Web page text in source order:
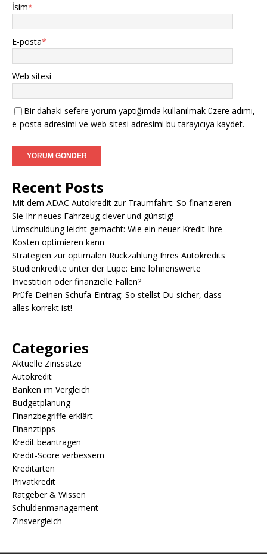
İsim*
E-posta*
Web sitesi
Bir dahaki sefere yorum yaptığımda kullanılmak üzere adımı,
e-posta adresimi ve web sitesi adresimi bu tarayıcıya kaydet.
Recent Posts
Mit dem ADAC Autokredit zur Traumfahrt: So finanzieren
Sie Ihr neues Fahrzeug clever und günstig!
Umschuldung leicht gemacht: Wie ein neuer Kredit Ihre
Kosten optimieren kann
Strategien zur optimalen Rückzahlung Ihres Autokredits
Studienkredite unter der Lupe: Eine lohnenswerte
Investition oder finanzielle Fallen?
Prüfe Deinen Schufa-Eintrag: So stellst Du sicher, dass
alles korrekt ist!
Categories
Aktuelle Zinssätze
Autokredit
Banken im Vergleich
Budgetplanung
Finanzbegriffe erklärt
Finanztipps
Kredit beantragen
Kredit-Score verbessern
Kreditarten
Privatkredit
Ratgeber & Wissen
Schuldenmanagement
Zinsvergleich